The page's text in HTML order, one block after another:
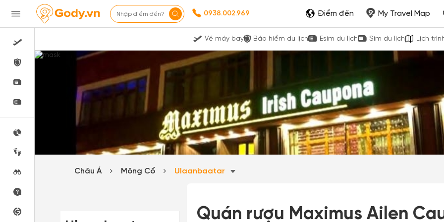
Nhập điểm đến? 0938.002.969 Điểm đến My Travel Map
Vé máy bay Bảo hiểm du lịch Esim du lịch Sim du lịch Lịch
Châu Á Mông Cổ Ulaanbaatar
Quán rượu Maximus Ailen